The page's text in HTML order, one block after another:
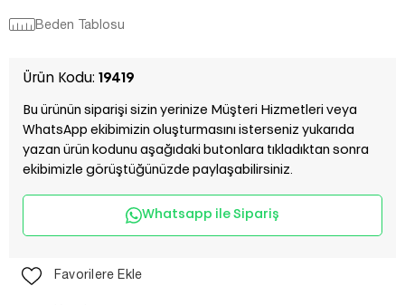
Beden Tablosu
Ürün Kodu: 19419
Bu ürünün siparişi sizin yerinize Müşteri Hizmetleri veya
WhatsApp ekibimizin oluşturmasını isterseniz yukarıda
yazan ürün kodunu aşağıdaki butonlara tıkladıktan sonra
ekibimizle görüştüğünüzde paylaşabilirsiniz.
Whatsapp ile Sipariş
Favorilere Ekle